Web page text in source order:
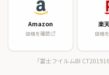
Amazon
価格を確認
楽
価格
「富士フイルムBI